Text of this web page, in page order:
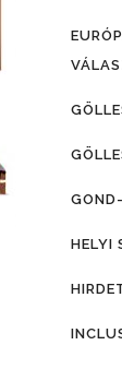
HELYI